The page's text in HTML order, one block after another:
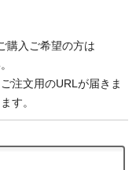
購入ご希望の方は
注文用のURLが届きま
す。